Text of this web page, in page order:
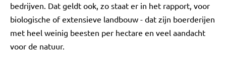
bedrijven. Dat geldt ook, zo staat er in het rapport, voor
biologische of extensieve landbouw - dat zijn boerderijen
met heel weinig beesten per hectare en veel aandacht
voor de natuur.